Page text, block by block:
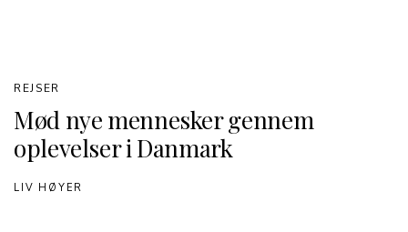
Mød nye mennesker gennem
oplevelser i Danmark
REJSER
LIV HØYER